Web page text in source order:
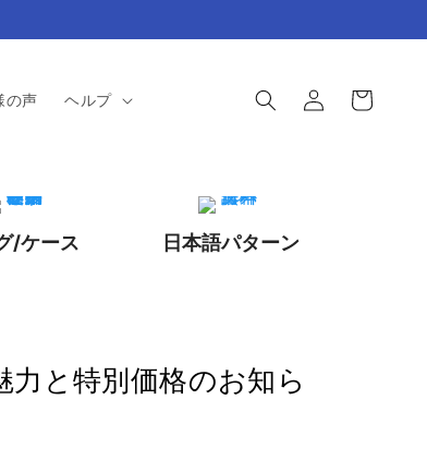
の声 ヘルプ
グ
イ
ー
/ケース 日本語パターン
と特別価格のお知ら